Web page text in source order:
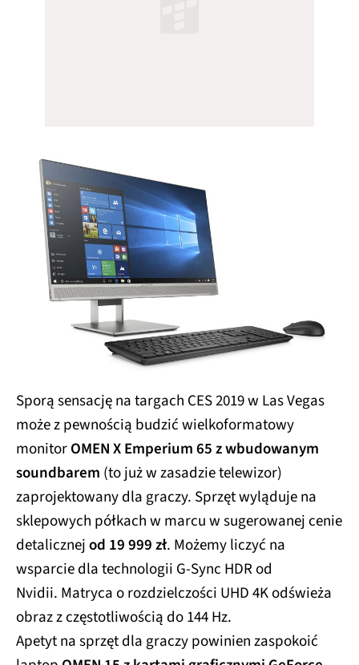
Sporą sensację na targach CES 2019 w Las Vegas
może z pewnością budzić wielkoformatowy
monitorOMEN X Emperium 65 z wbudowanym
soundbarem (to już w zasadzie telewizor)
zaprojektowany dla graczy. Sprzęt wyląduje na
sklepowych półkach w marcu w sugerowanej cenie
detalicznejod 19 999 zł. Możemy liczyć na
wsparcie dla technologii G-Sync HDR od
Nvidii. Matryca o rozdzielczości UHD 4K odświeża
obraz z częstotliwością do 144 Hz.
Apetyt na sprzęt dla graczy powinien zaspokoić